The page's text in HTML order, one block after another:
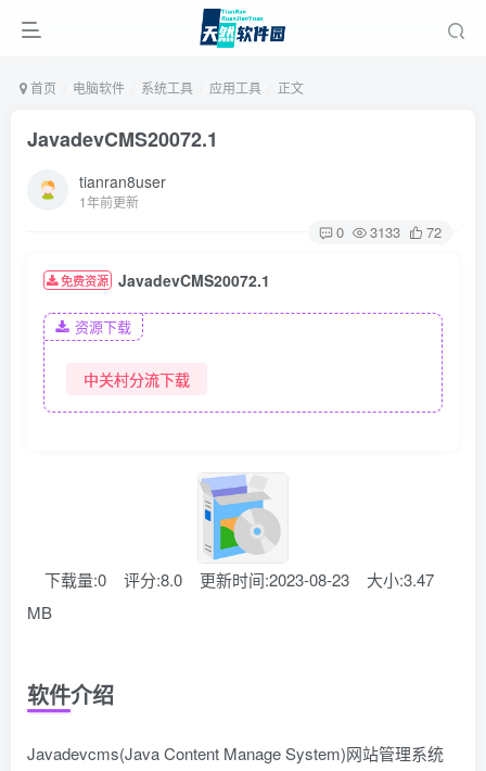
首页 电脑软件 系统工具 应用工具 正文
JavadevCMS20072.1
tianran8user
1年前更新
0 3133 72
免费资源 JavadevCMS20072.1
资源下载
中关村分流下载
下载量:0 评分:8.0 更新时间:2023-08-23
大小:3.47
MB
软件介绍
Javadevcms(Java Content Manage System)网站管理系统